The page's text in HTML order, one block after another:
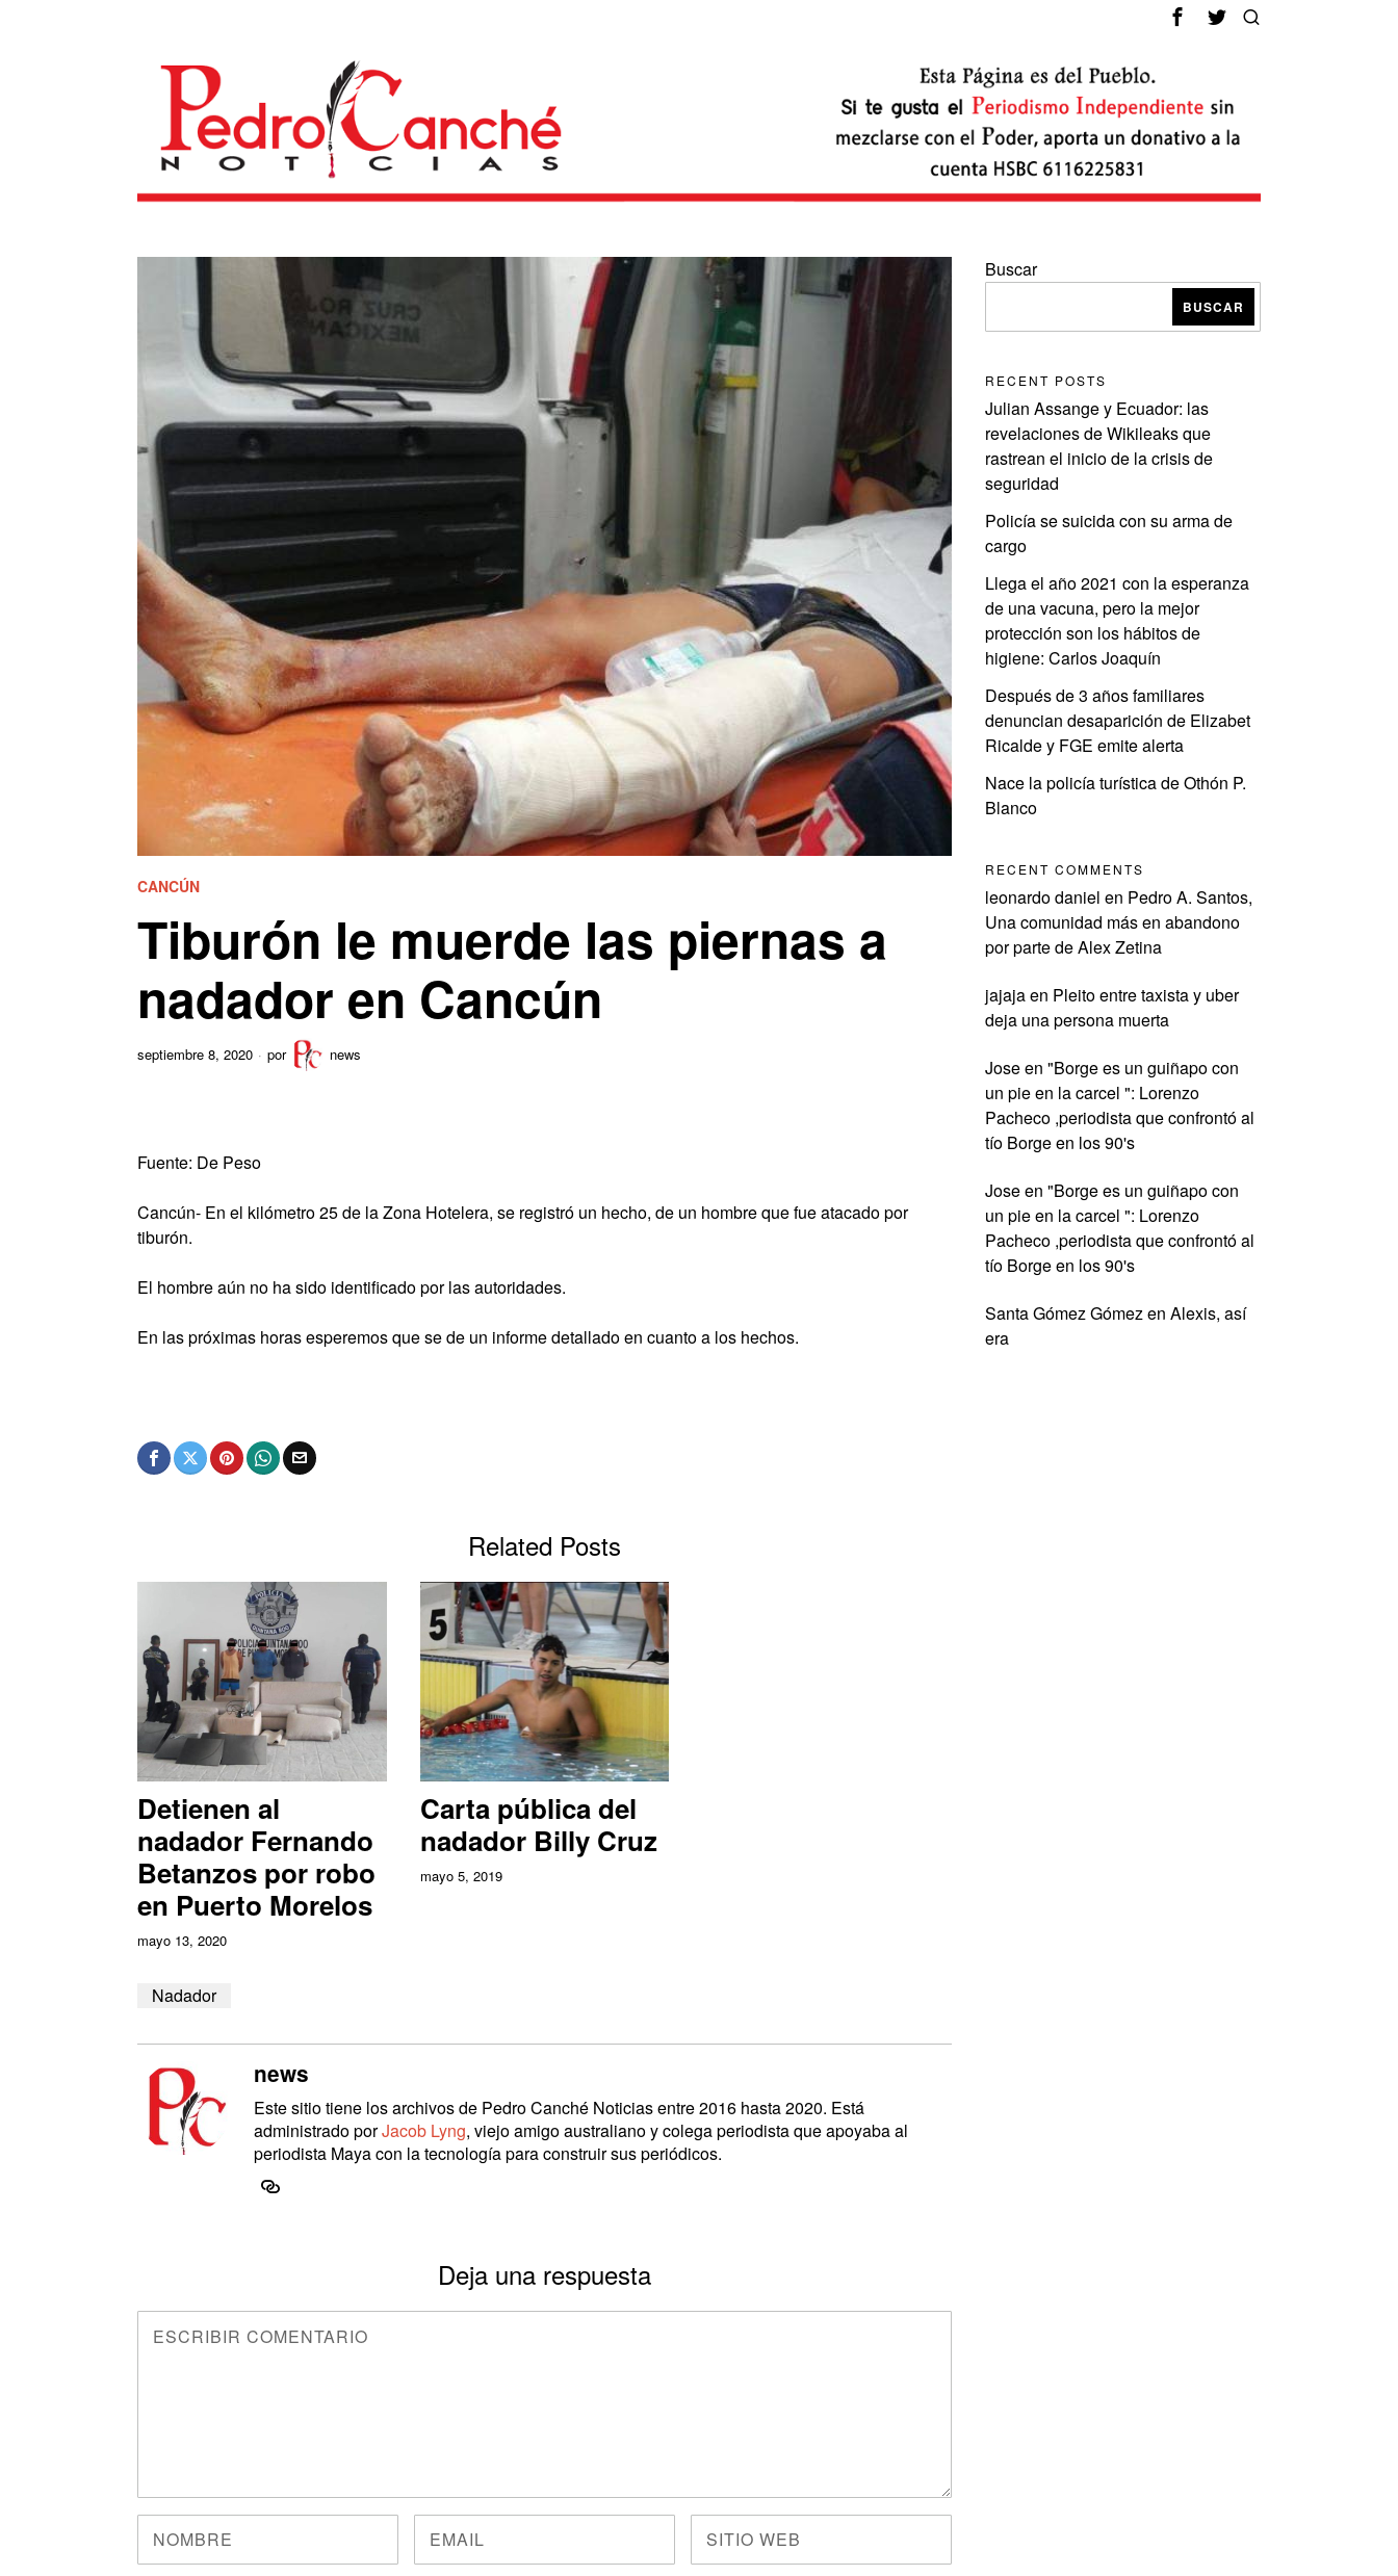
CANCÚN
Tiburón le muerde las piernas a
nadador en Cancún
septiembre 8, 2020 por news
Fuente: De Peso
Cancún- En el kilómetro 25 de la Zona Hotelera, se registró un hecho, de un hombre que fue atacado por
tiburón.
El hombre aún no ha sido identificado por las autoridades.
En las próximas horas esperemos que se de un informe detallado en cuanto a los hechos.
Related Posts
Detienen al
nadador Fernando
Betanzos por robo
en Puerto Morelos
mayo 13, 2020
Carta pública del
nadador Billy Cruz
mayo 5, 2019
Nadador
news
Este sitio tiene los archivos de Pedro Canché Noticias entre 2016 hasta 2020. Está
administrado porJacob Lyng, viejo amigo australiano y colega periodista que apoyaba al
periodista Maya con la tecnología para construir sus periódicos.
Deja una respuesta
Buscar
BUSCAR
RECENT POSTS
Julian Assange y Ecuador: las
revelaciones de Wikileaks que
rastrean el inicio de la crisis de
seguridad
Policía se suicida con su arma de
cargo
Llega el año 2021 con la esperanza
de una vacuna, pero la mejor
protección son los hábitos de
higiene: Carlos Joaquín
Después de 3 años familiares
denuncian desaparición de Elizabet
Ricalde y FGE emite alerta
Nace la policía turística de Othón P.
Blanco
RECENT COMMENTS
leonardo daniel en Pedro A. Santos,
Una comunidad más en abandono
por parte de Alex Zetina
jajajaen Pleito entre taxista y uber
deja una persona muerta
Joseen "Borge es un guiñapo con
un pie en la carcel ": Lorenzo
Pacheco ,periodista que confrontó al
tío Borge en los 90's
Joseen "Borge es un guiñapo con
un pie en la carcel ": Lorenzo
Pacheco ,periodista que confrontó al
tío Borge en los 90's
Santa Gómez Gómezen Alexis, así
era